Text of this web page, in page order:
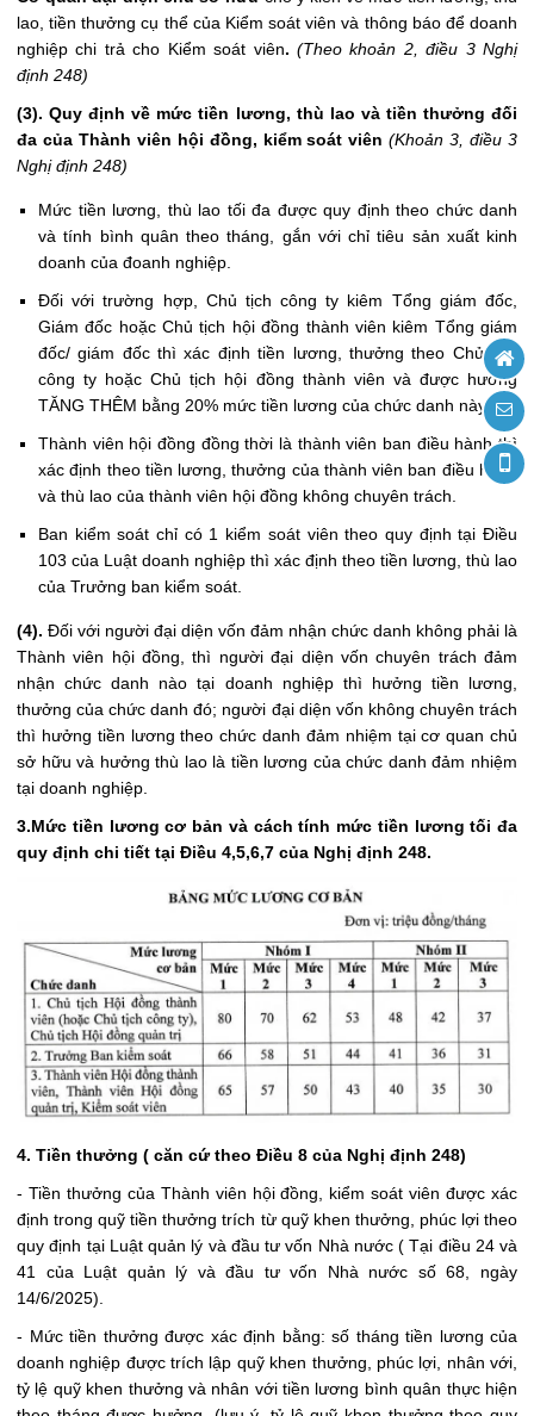
lao, tiền thưởng cụ thể của Kiểm soát viên và thông báo để doanh
nghiệp chi trả cho Kiểm soát viên. (Theo khoản 2, điều 3 Nghị
định 248)
(3). Quy định về mức tiền lương, thù lao và tiền thưởng đối
đa của Thành viên hội đồng, kiểm soát viên(Khoản 3, điều 3
Nghị định 248)
Mức tiền lương, thù lao tối đa được quy định theo chức danh
và tính bình quân theo tháng, gắn với chỉ tiêu sản xuất kinh
doanh của đoanh nghiệp.
Đối với trường hợp, Chủ tịch công ty kiêm Tổng giám đốc,
Giám đốc hoặc Chủ tịch hội đồng thành viên kiêm Tổng giám
đốc/ giám đốc thì xác định tiền lương, thưởng theo Chủ tịch
công ty hoặc Chủ tịch hội đồng thành viên và được hưởng
TĂNG THÊM bằng 20% mức tiền lương của chức danh này.
Thành viên hội đồng đồng thời là thành viên ban điều hành thì
xác định theo tiền lương, thưởng của thành viên ban điều hành
và thù lao của thành viên hội đồng không chuyên trách.
Ban kiểm soát chỉ có 1 kiểm soát viên theo quy định tại Điều
103 của Luật doanh nghiệp thì xác định theo tiền lương, thù lao
của Trưởng ban kiểm soát.
(4). Đối với người đại diện vốn đảm nhận chức danh không phải là
Thành viên hội đồng, thì người đại diện vốn chuyên trách đảm
nhận chức danh nào tại doanh nghiệp thì hưởng tiền lương,
thưởng của chức danh đó; người đại diện vốn không chuyên trách
thì hưởng tiền lương theo chức danh đảm nhiệm tại cơ quan chủ
sở hữu và hưởng thù lao là tiền lương của chức danh đảm nhiệm
tại doanh nghiệp.
3.Mức tiền lương cơ bản và cách tính mức tiền lương tối đa
quy định chi tiết tại Điều 4,5,6,7 của Nghị định 248.
4. Tiền thưởng ( căn cứ theo Điều 8 của Nghị định 248)
- Tiền thưởng của Thành viên hội đồng, kiểm soát viên được xác
định trong quỹ tiền thưởng trích từ quỹ khen thưởng, phúc lợi theo
quy định tại Luật quản lý và đầu tư vốn Nhà nước ( Tại điều 24 và
41 của Luật quản lý và đầu tư vốn Nhà nước số 68, ngày
14/6/2025).
- Mức tiền thưởng được xác định bằng: số tháng tiền lương của
doanh nghiệp được trích lập quỹ khen thưởng, phúc lợi, nhân với,
tỷ lệ quỹ khen thưởng và nhân với tiền lương bình quân thực hiện